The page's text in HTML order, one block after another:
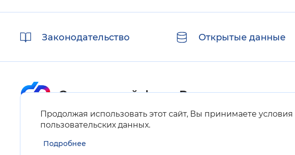
Продолжая использовать этот сайт, Вы принимаете условия
пользовательских данных.
Подробнее
ссылкиЗаконодательство Открытые данные
Карта сайта
Нашли ошибку на сайте?